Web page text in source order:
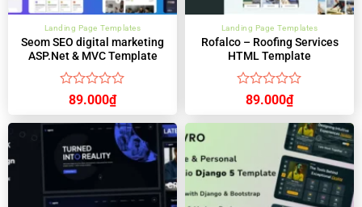
Landing Page Templates
Seom SEO digital marketing
ASP.Net & MVC Template
Được
hạng
5
sao
89.000₫
Landing Page Templates
Rofalco – Roofing Services
HTML Template
Được
hạng
89.000₫